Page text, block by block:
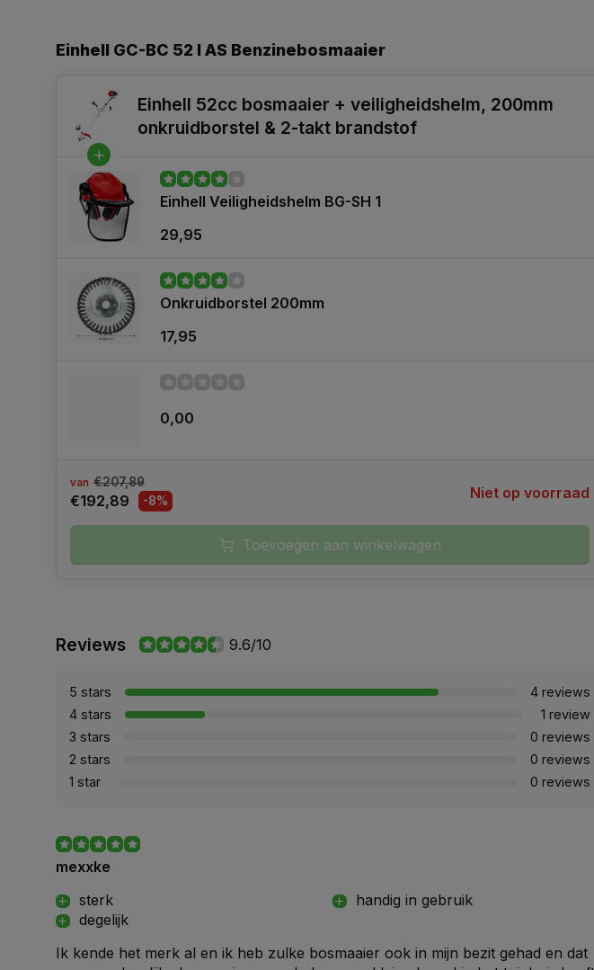
Einhell GC-BC 52 I AS Benzinebosmaaier
Einhell 52cc bosmaaier + veiligheidshelm, 200mm
onkruidborstel & 2-takt brandstof
Einhell Veiligheidshelm BG-SH 1
29,95
Onkruidborstel 200mm
17,95
0,00
van €207,89
€192,89 -8% Niet op voorraad
Toevoegen aan winkelwagen
Reviews 9.6/10
5 stars
4 reviews
4 stars
1 review
3 stars
0 reviews
2 stars
0 reviews
1 star
0 reviews
mexxke
sterk
degelijk
handig in gebruik
Ik kende het merk al en ik heb zulke bosmaaier ook in mijn bezit gehad en dat